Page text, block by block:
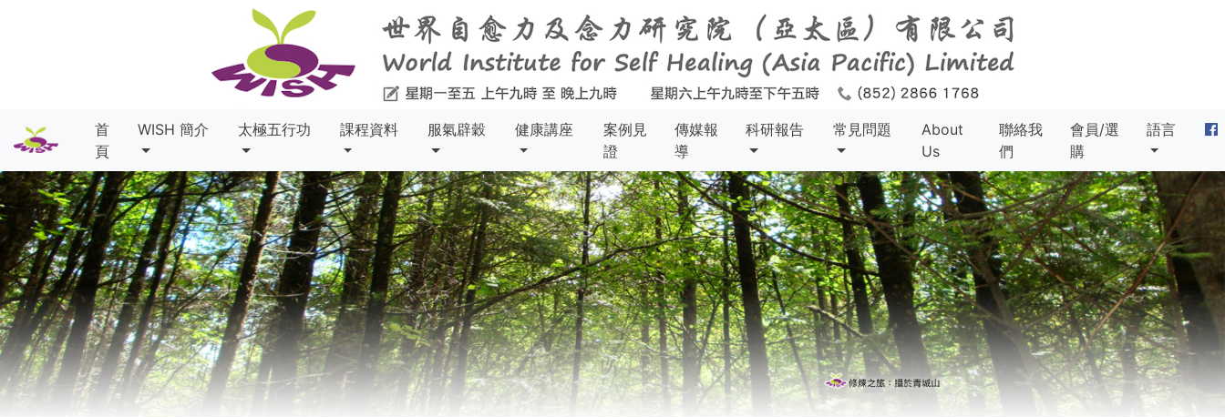
首
頁
WISH 簡介 太極五行功 課程資料 服氣辟穀 健康講座
案例見
證
傳媒報
導
科研報告 常見問題
About
Us
聯絡我
們
會員/選
購
語言